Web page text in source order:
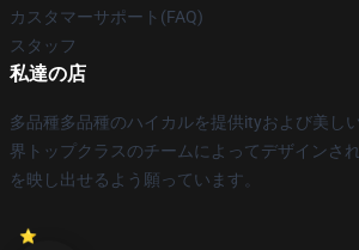
カスタマーサポート(FAQ)
スタッフ
私達の店
多品種多品種のハイカルを提供ityおよび美し
界トップクラスのチームによってデザインさ
を映し出せるよう願っています。